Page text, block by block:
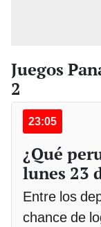
Juegos
2
23:05
¿Qué
lunes 23
Entre los
chance de